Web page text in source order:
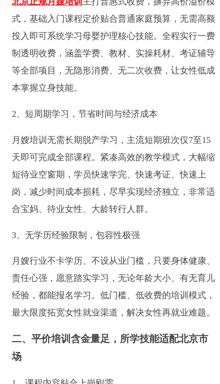
式，基础入门课程定价贴合普通家庭预算，无需高额
投入即可系统学习母婴护理核心技能。全程实行一费
制透明收费，涵盖学费、教材、实操耗材、考证辅导
等全部项目，无隐形消费、无二次收费，让女性低成
本掌握立身技能。
2、短周期学习，节省时间与经济成本
月嫂培训无需长期脱产学习，主流短期班次仅7至15
天即可完成全部课程。紧凑高效的教学模式，大幅缩
短待业空窗期，学员快速学完、快速考证、快速上
岗，减少时间成本损耗，尽早实现经济独立，非常适
合宝妈、待业女性、大龄转行人群。
3、无学历经验限制，包容性极强
月嫂行业不卡学历、不设从业门槛，只要身体健康、
责任心强，愿意踏实学习，无论年龄大小、有无育儿
经验，都能报名学习。低门槛、低收费的培训模式，
最大限度拓宽女性就业渠道，解决女性再就业难题。
二、平价培训含金量足，所学技能适配北京市
场